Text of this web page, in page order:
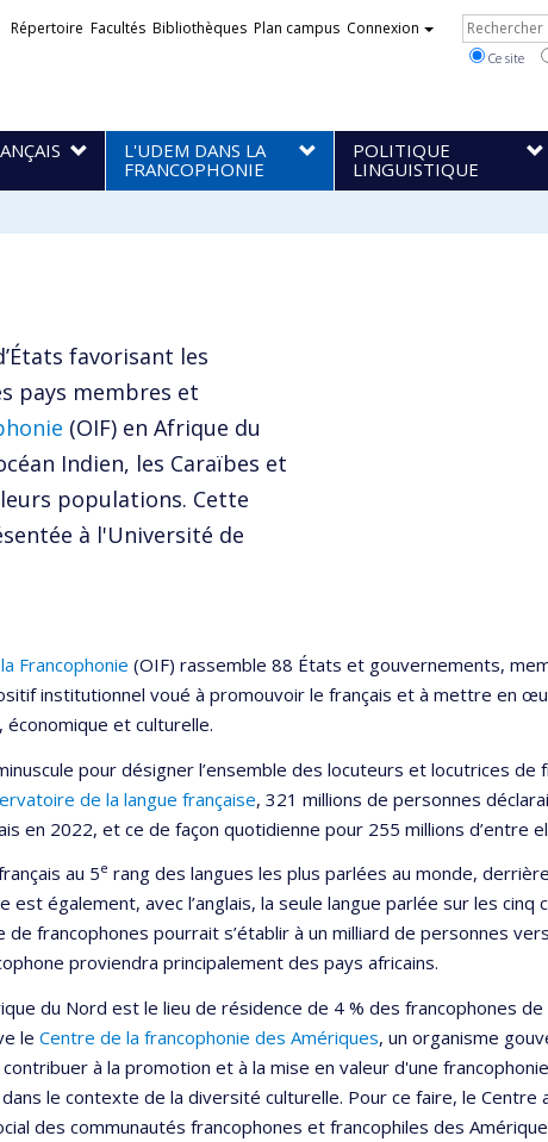
Liens
Répertoire Facultés Bibliothèques Plan campus Connexion
Ce site
L'UDEM DANS LA
FRANCOPHONIE
POLITIQUE
LINGUISTIQUE
favorisant les
pays membres et
(OIF) en Afrique du
Indien, les Caraïbes et
populations. Cette
à l'Université de
Francophonie (OIF) rassemble 88 États et gouvernements,
institutionnel voué à promouvoir le français et à mettre en
et culturelle.
pour désigner l’ensemble des locuteurs et locutrices de
de la langue française, 321 millions de personnes
en 2022, et ce de façon quotidienne pour 255 millions d’entre
au 5e rang des langues les plus parlées au monde, derrière
est également, avec l’anglais, la seule langue parlée sur les cinq
francophones pourrait s’établir à un milliard de personnes
proviendra principalement des pays africains.
du Nord est le lieu de résidence de 4 % des francophones de
le Centre de la francophonie des Amériques, un organisme
à la promotion et à la mise en valeur d'une
le contexte de la diversité culturelle. Pour ce faire, le Centre
des communautés francophones et francophiles des